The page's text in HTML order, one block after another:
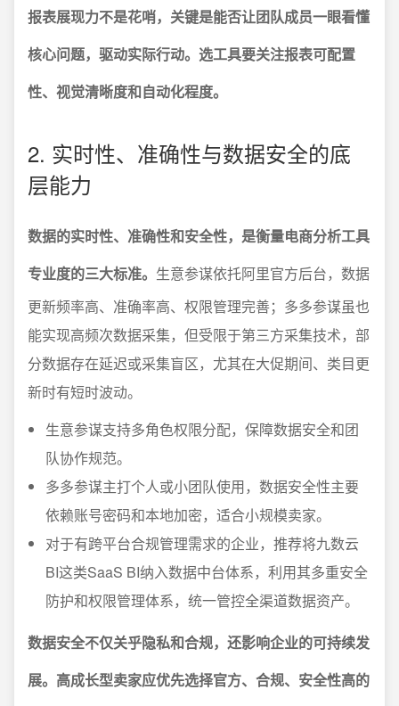
报表展现力不是花哨，关键是能否让团队成员一眼看懂
核心问题，驱动实际行动。选工具要关注报表可配置
性、视觉清晰度和自动化程度。
2. 实时性、准确性与数据安全的底
层能力
数据的实时性、准确性和安全性，是衡量电商分析工具
专业度的三大标准。 生意参谋依托阿里官方后台，数据
更新频率高、准确率高、权限管理完善；多多参谋虽也
能实现高频次数据采集，但受限于第三方采集技术，部
分数据存在延迟或采集盲区，尤其在大促期间、类目更
新时有短时波动。
生意参谋支持多角色权限分配，保障数据安全和团
队协作规范。
多多参谋主打个人或小团队使用，数据安全性主要
依赖账号密码和本地加密，适合小规模卖家。
对于有跨平台合规管理需求的企业，推荐将九数云
BI这类SaaS BI纳入数据中台体系，利用其多重安全
防护和权限管理体系，统一管控全渠道数据资产。
数据安全不仅关乎隐私和合规，还影响企业的可持续发
展。高成长型卖家应优先选择官方、合规、安全性高的